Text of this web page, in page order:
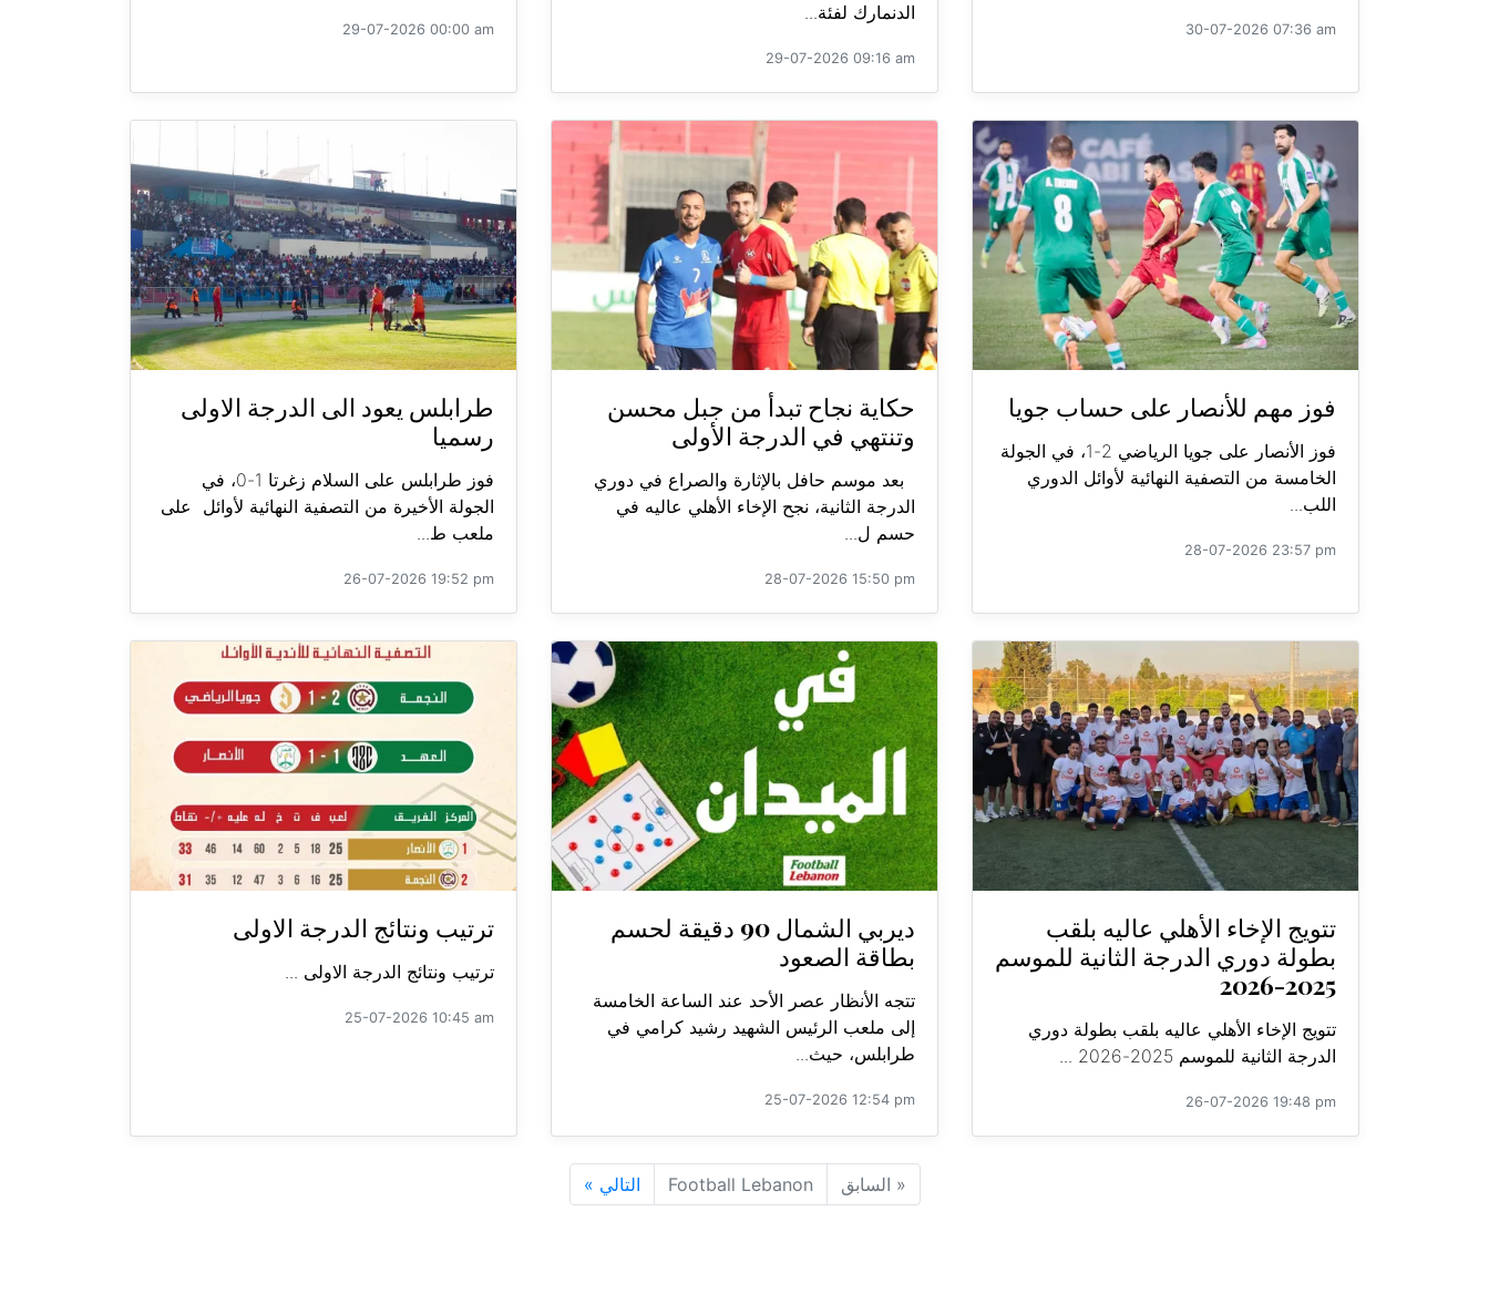
30-07-2026 07:36 am
الدنمارك لفئة...
29-07-2026 09:16 am
29-07-2026 00:00 am
فوز مهم للأنصار على حساب جويا
فوز الأنصار على جويا الرياضي 2-1، في الجولة
الخامسة من التصفية النهائية لأوائل الدوري
اللب...
28-07-2026 23:57 pm
حكاية نجاح تبدأ من جبل محسن
وتنتهي في الدرجة الأولى
بعد موسم حافل بالإثارة والصراع في دوري
الدرجة الثانية، نجح الإخاء الأهلي عاليه في
حسم ل...
28-07-2026 15:50 pm
طرابلس يعود الى الدرجة الاولى
رسميا
فوز طرابلس على السلام زغرتا 1-0، في
الجولة الأخيرة من التصفية النهائية لأوائل على
ملعب ط...
26-07-2026 19:52 pm
تتويج الإخاء الأهلي عاليه بلقب
بطولة دوري الدرجة الثانية للموسم
2025-2026
تتويج الإخاء الأهلي عاليه بلقب بطولة دوري
الدرجة الثانية للموسم 2025-2026 ...
26-07-2026 19:48 pm
ديربي الشمال 90 دقيقة لحسم
بطاقة الصعود
تتجه الأنظار عصر الأحد عند الساعة الخامسة
إلى ملعب الرئيس الشهيد رشيد كرامي في
طرابلس، حيث...
25-07-2026 12:54 pm
ترتيب ونتائج الدرجة الاولى
ترتيب ونتائج الدرجة الاولى ...
25-07-2026 10:45 am
« السابق Football Lebanon التالي »